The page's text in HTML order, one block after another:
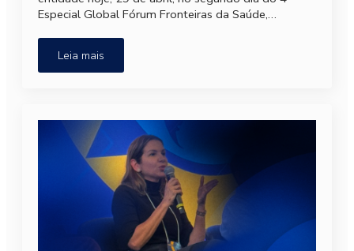
Especial Global Fórum Fronteiras da Saúde,…
Leia mais